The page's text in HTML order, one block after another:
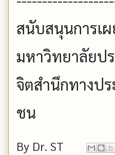
สนับสนุนการเ
มหาวิทยาลัยป
จิตสำนึกทางป
ชน
By Dr. ST